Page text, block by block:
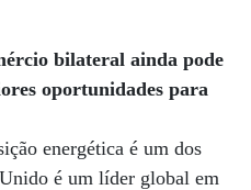
bilateral ainda pode
oportunidades para
energética é um dos
é um líder global em